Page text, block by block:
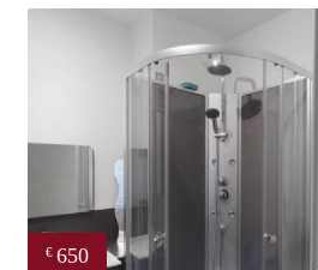
€ 650